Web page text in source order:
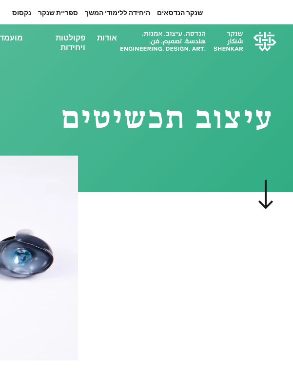
שנקר הנדסאים היחידה ללימודי המשך ספריית שנקר נקסוס
אודות
פקולטות
ויחידות
עיצוב תכשיטים